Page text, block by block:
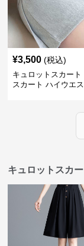
¥3,500 (税込)
キュロットスカート
スカート ハイウエ
キュロットスカ